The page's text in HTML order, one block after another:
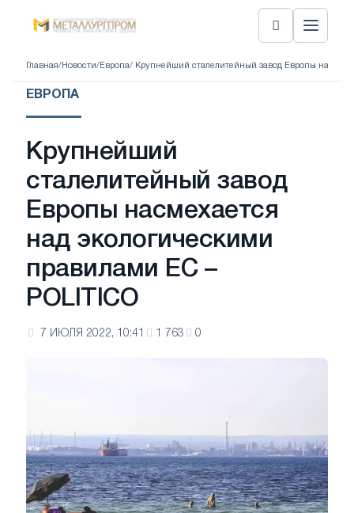
Главная/ Новости/ Европа/ Крупнейший сталелитейный завод Европы
ЕВРОПА
Крупнейший
сталелитейный завод
Европы насмехается
над экологическими
правилами ЕС –
POLITICO
7 ИЮЛЯ 2022, 10:41 1 763 0